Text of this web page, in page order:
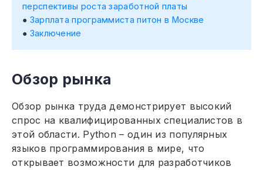
перспективы роста заработной платы
Зарплата программиста питон в Москве
Заключение
Обзор рынка
Обзор рынка труда демонстрирует высокий
спрос на квалифицированных специалистов в
этой области. Python – один из популярных
языков программирования в мире, что
открывает возможности для разработчиков